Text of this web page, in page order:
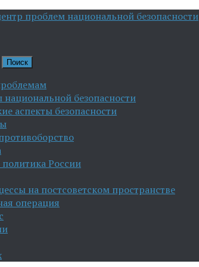
проблем национальной безопасности
национальной безопасности
аспекты безопасности
политика России
на постсоветском пространстве
операция